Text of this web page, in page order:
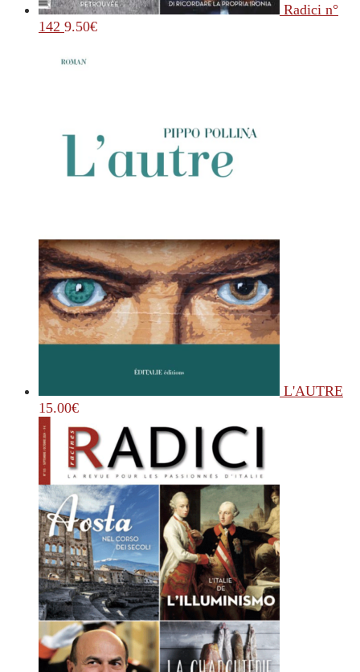
Radici n°
142 9.50€
L'AUTRE
15.00€